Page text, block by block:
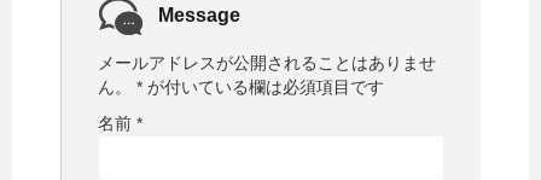
Message
メールアドレスが公開されることはありませ
ん。
* が付いている欄は必須項目です
名前 *